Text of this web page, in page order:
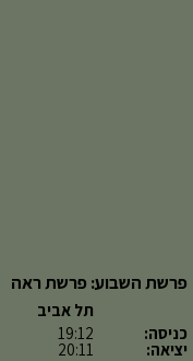
פרשת השבוע: פרשת ראה
כניסה:
יציאה:
תל אביב
19:12
20:11